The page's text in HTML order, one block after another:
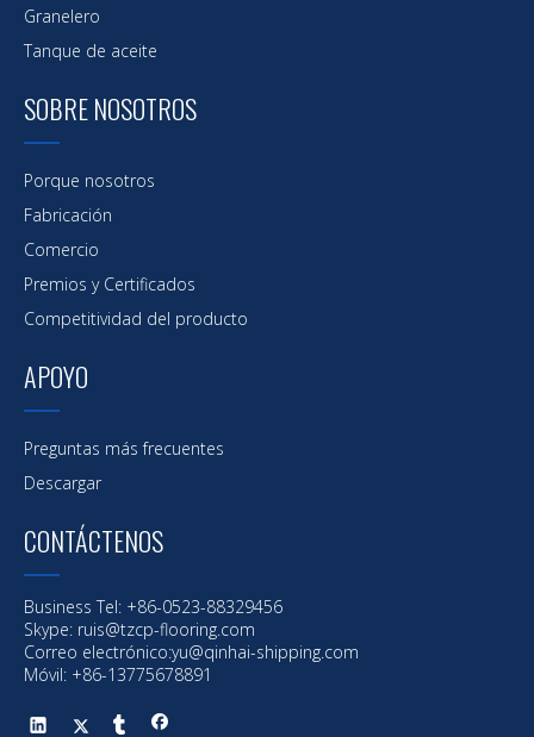
Granelero
Tanque de aceite
SOBRE NOSOTROS
Porque nosotros
Fabricación
Comercio
Premios y Certificados
Competitividad del producto
APOYO
Preguntas más frecuentes
Descargar
CONTÁCTENOS
Business Tel: +86-0523-88329456
Skype: ruis@tzcp-flooring.com
Correo electrónico:yu@qinhai-shipping.com
Móvil: +86-13775678891